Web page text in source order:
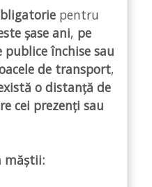
pentru
șase ani, pe
închise sau
de transport,
o distanță de
cei prezenți sau
măștii: